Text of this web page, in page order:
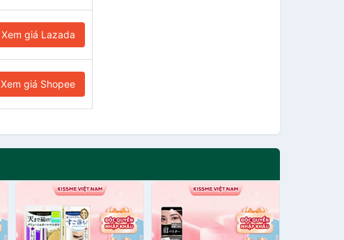
Xem giá Lazada
Xem giá Shopee